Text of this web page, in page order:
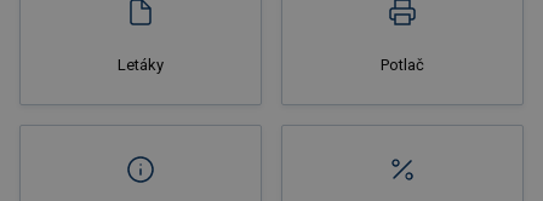
Letáky Potlač